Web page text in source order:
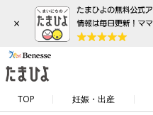
×
TOP 妊娠・出産